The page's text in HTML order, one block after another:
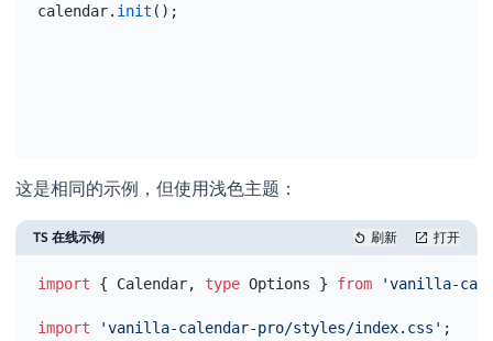
calendar. init ( ) ;
这是相同的示例，但使用浅色主题：
TS 在线示例 刷新 打开
import { Calendar, type Options } from 'vanilla-
import 'vanilla-calendar-pro/styles/index.css' ;